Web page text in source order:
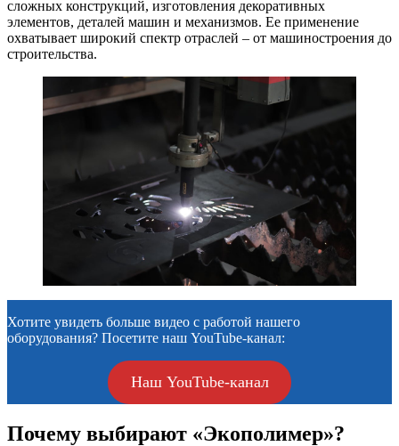
сложных конструкций, изготовления декоративных
элементов, деталей машин и механизмов. Ее применение
охватывает широкий спектр отраслей – от машиностроения до
строительства.
Хотите увидеть больше видео с работой нашего
оборудования? Посетите наш YouTube-канал:
Наш YouTube-канал
Почему выбирают «Экополимер»?